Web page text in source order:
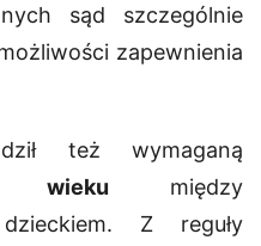
sąd szczególnie
zapewnienia
też wymaganą
wieku między
Z reguły